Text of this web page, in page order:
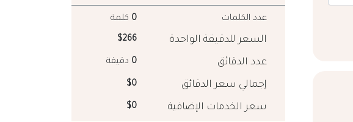
عدد الكلمات 0 كلمة
السعر للدقيقة الواحدة $266
عدد الدقائق 0 دقيقة
إجمالي سعر الدقائق $0
سعر الخدمات الإضافية $0